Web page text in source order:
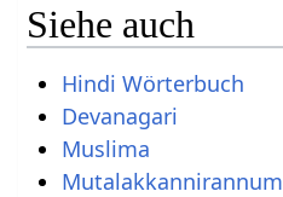
Siehe auch
Hindi Wörterbuch
Devanagari
Muslima
Mutalakkannirannum